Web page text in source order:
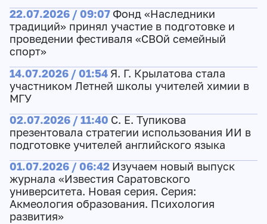
22.07.2026 / 09:07 Фонд «Наследники
традиций» принял участие в подготовке и
проведении фестиваля «СВОй семейный
спорт»
14.07.2026 / 01:54 Я. Г. Крылатова стала
участником Летней школы учителей химии в
МГУ
02.07.2026 / 11:40 С. Е. Тупикова
презентовала стратегии использования ИИ в
подготовке учителей английского языка
01.07.2026 / 06:42 Изучаем новый выпуск
журнала «Известия Саратовского
университета. Новая серия. Серия:
Акмеология образования. Психология
развития»